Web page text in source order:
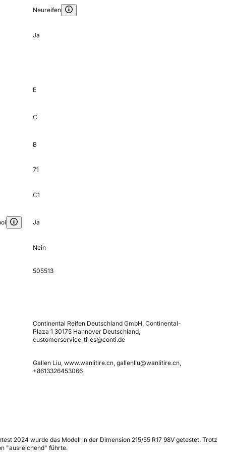
Neureifen
Ja
E
C
B
71
C1
Ja
Nein
505513
Continental Reifen Deutschland GmbH, Continental-
Plaza 1 30175 Hannover Deutschland,
customerservice_tires@conti.de
Gallen Liu, www.wanlitire.cn, gallenliu@wanlitire.cn,
+8613326453066
2024 wurde das Modell in der Dimension 215/55 R17 98V getestet. Trotz
"ausreichend" führte.